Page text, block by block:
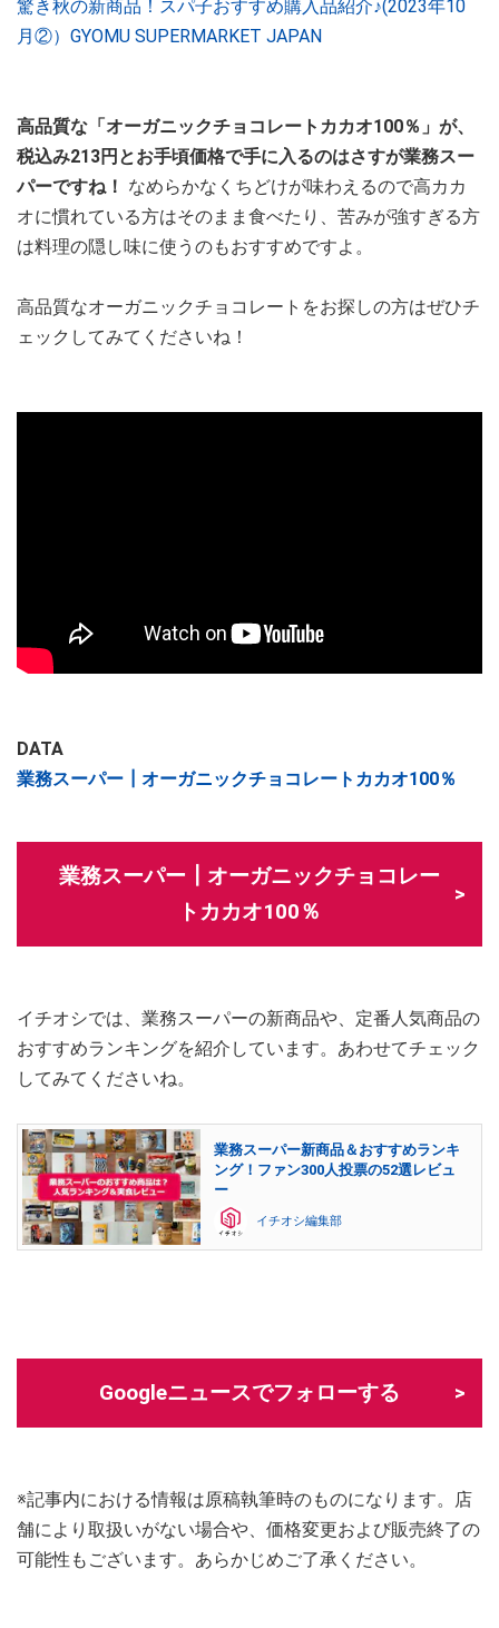
驚き秋の新商品！スパ子おすすめ購入品紹介♪(2023年10
月②）GYOMU SUPERMARKET JAPAN
高品質な「オーガニックチョコレートカカオ100％」が、
税込み213円とお手頃価格で手に入るのはさすが業務スー
パーですね！ なめらかなくちどけが味わえるので高カカ
オに慣れている方はそのまま食べたり、苦みが強すぎる方
は料理の隠し味に使うのもおすすめですよ。
高品質なオーガニックチョコレートをお探しの方はぜひチ
ェックしてみてくださいね！
DATA
業務スーパー┃オーガニックチョコレートカカオ100％
業務スーパー┃オーガニックチョコレー
トカカオ100％
イチオシでは、業務スーパーの新商品や、定番人気商品の
おすすめランキングを紹介しています。あわせてチェック
してみてくださいね。
業務スーパー新商品＆おすすめランキ
ング！ファン300人投票の52選レビュ
ー
イチオシ編集部
Googleニュースでフォローする
※記事内における情報は原稿執筆時のものになります。店
舗により取扱いがない場合や、価格変更および販売終了の
可能性もございます。あらかじめご了承ください。